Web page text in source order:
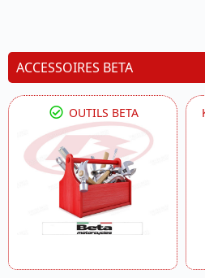
ACCESSOIRES BETA
OUTILS BETA